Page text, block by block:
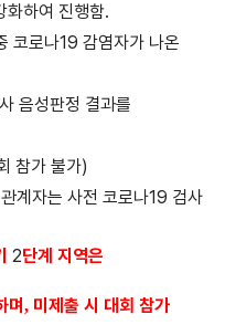
화하여 진행함.
코로나19 감염자가 나온
음성판정 결과를
참가 불가)
관계자는 사전 코로나19 검사
2단계 지역은
며 , 미제출 시 대회 참가